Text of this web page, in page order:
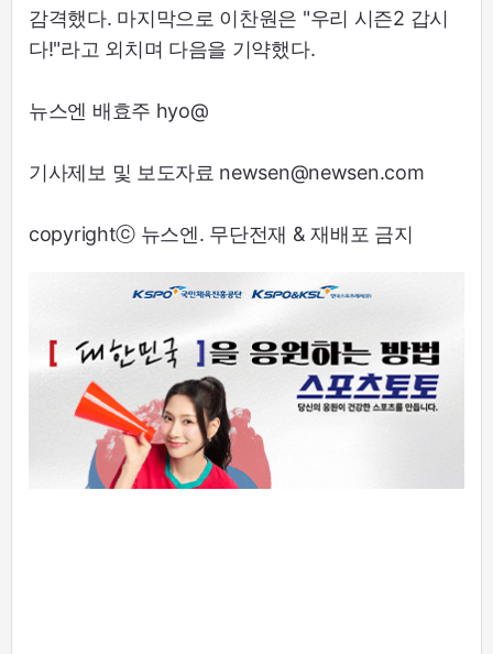
감격했다. 마지막으로 이찬원은 "우리 시즌2 갑시
다!"라고 외치며 다음을 기약했다.
뉴스엔 배효주 hyo@
기사제보 및 보도자료 newsen@newsen.com
copyrightⓒ 뉴스엔. 무단전재 & 재배포 금지